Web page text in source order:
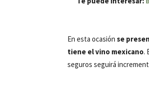
En esta ocasión se
tiene el vino mexicano.
seguros seguirá